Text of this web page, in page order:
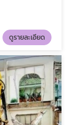
ดูรายละเอียด